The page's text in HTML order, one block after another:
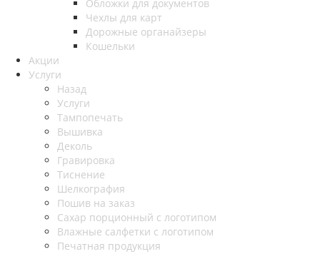
Обложки для документов
Чехлы для карт
Дорожные органайзеры
Кошельки
Акции
Услуги
Назад
Услуги
Тампопечать
Вышивка
Деколь
Гравировка
Тиснение
Шелкография
Пошив на заказ
Сахар порционный с логотипом
Влажные салфетки с логотипом
Печатная продукция